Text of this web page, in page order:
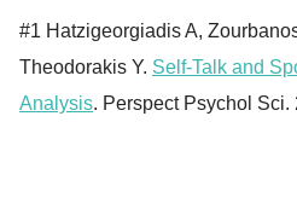
#1 Hatzigeorgiadis A,
Theodorakis Y. Self-Talk and
Analysis. Perspect Psychol Sci.